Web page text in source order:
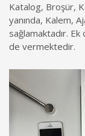
Katalog, Broşür,
yanında, Kalem,
sağlamaktadır.
de vermektedir.